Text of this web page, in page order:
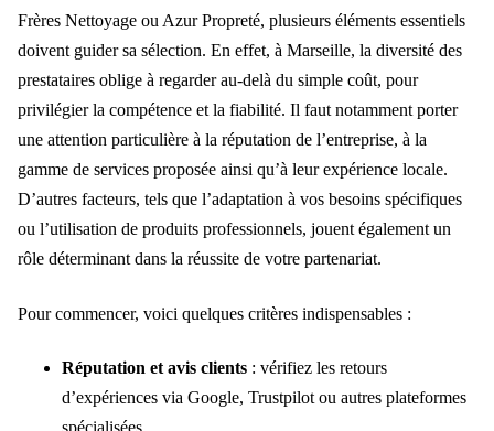
Frères Nettoyage ou Azur Propreté, plusieurs éléments essentiels
doivent guider sa sélection. En effet, à Marseille, la diversité des
prestataires oblige à regarder au-delà du simple coût, pour
privilégier la compétence et la fiabilité. Il faut notamment porter
une attention particulière à la réputation de l’entreprise, à la
gamme de services proposée ainsi qu’à leur expérience locale.
D’autres facteurs, tels que l’adaptation à vos besoins spécifiques
ou l’utilisation de produits professionnels, jouent également un
rôle déterminant dans la réussite de votre partenariat.
Pour commencer, voici quelques critères indispensables :
Réputation et avis clients : vérifiez les retours
d’expériences via Google, Trustpilot ou autres plateformes